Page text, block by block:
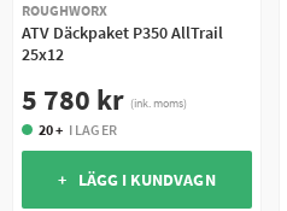
ROUGHWORX
ATV Däckpaket P350 AllTrail
25x12
5 780 kr (ink. moms)
20 + I LAGER
+ LÄGG I KUNDVAGN